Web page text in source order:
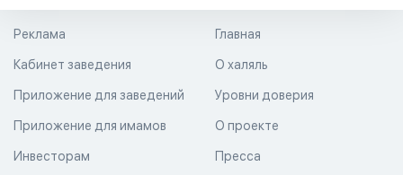
Главная
О халяль
Уровни доверия
Реклама
Кабинет заведения
Приложение для заведений
Приложение для имамов О проекте
Пресса
Инвесторам